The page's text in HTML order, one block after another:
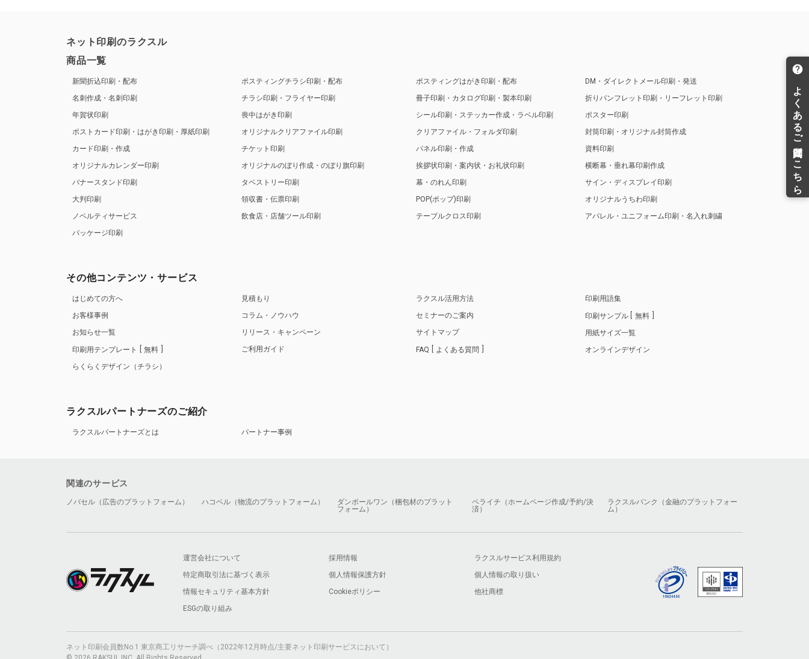
ネット印刷のラクスル
商品一覧
新聞折込印刷・配布
名刺作成・名刺印刷
年賀状印刷
ポストカード印刷・はがき印刷・厚紙印刷
カード印刷・作成
オリジナルカレンダー印刷
バナースタンド印刷
大判印刷
ノベルティサービス
パッケージ印刷
ポスティングチラシ印刷・配布
チラシ印刷・フライヤー印刷
喪中はがき印刷
オリジナルクリアファイル印刷
チケット印刷
オリジナルのぼり作成・のぼり旗印刷
タペストリー印刷
領収書・伝票印刷
飲食店・店舗ツール印刷
ポスティングはがき印刷・配布
冊子印刷・カタログ印刷・製本印刷
シール印刷・ステッカー作成・ラベル印刷
クリアファイル・フォルダ印刷
パネル印刷・作成
挨拶状印刷・案内状・お礼状印刷
幕・のれん印刷
POP(ポップ)印刷
テーブルクロス印刷
DM・ダイレクトメール印刷・発送
折りパンフレット印刷・リーフレット印刷
ポスター印刷
封筒印刷・オリジナル封筒作成
資料印刷
横断幕・垂れ幕印刷作成
サイン・ディスプレイ印刷
オリジナルうちわ印刷
アパレル・ユニフォーム印刷・名入れ刺繍
その他コンテンツ・サービス
はじめての方へ
お客様事例
お知らせ一覧
印刷用テンプレート
無料
らくらくデザイン（チラシ）
見積もり
コラム・ノウハウ
リリース・キャンペーン
ご利用ガイド
ラクスル活用方法
セミナーのご案内
サイトマップ
FAQ よくある質問
印刷用語集
印刷サンプル
無料
用紙サイズ一覧
オンラインデザイン
ラクスルパートナーズのご紹介
ラクスルパートナーズとは パートナー事例
関連のサービス
ノバセル（広告のプラットフォーム） ハコベル（物流のプラットフォーム）
ダンボールワン（梱包材のプラット
フォーム）
ペライチ（ホームページ作成/予約/決
済）
ラクスルバンク（金融のプラットフォー
ム）
運営会社について 採用情報
ラクスルサービス利用規約
特定商取引法に基づく表示
個人情報保護方針
個人情報の取り扱い
情報セキュリティ基本方針
Cookieポリシー
他社商標
ESGの取り組み
ネット印刷会員数No.1 東京商工リサーチ調べ（2022年12月時点/主要ネット印刷サービスにおいて）